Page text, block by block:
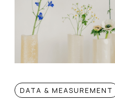
DATA & MEASUREMENT